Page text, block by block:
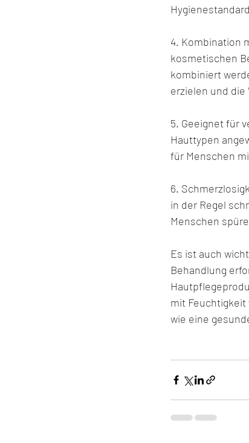
4. Kombination
kosmetischen
kombiniert
erzielen und
5. Geeignet für
Hauttypen
für Menschen
6.
in der Regel
Menschen
Es ist auch
Behandlung
mit
wie eine